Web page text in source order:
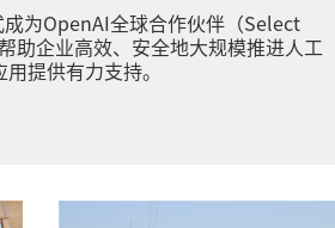
成为OpenAI全球合作伙伴（Select
助企业高效、安全地大规模推进人工
提供有力支持。